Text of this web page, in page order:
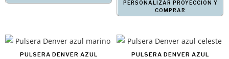
de 5
PERSONALIZAR PROYECCIÓN Y
COMPRAR
PULSERA DENVER AZUL
PULSERA DENVER AZUL